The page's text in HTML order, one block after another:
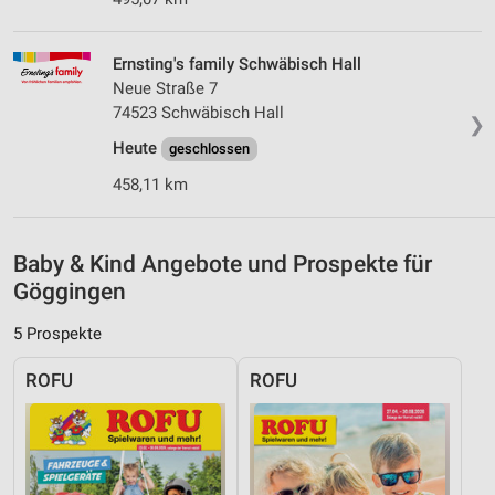
❯
Ernsting's family Schwäbisch Hall
Neue Straße 7
74523 Schwäbisch Hall
Heute
geschlossen
458,11 km
Baby & Kind Angebote und Prospekte für
Göggingen
5 Prospekte
ROFU ROFU
personalisierter Inhalte
Messung der Werbeleistung
Messung der Performance von Inhalten
Analyse von Zielgruppen durch Statistiken oder
Entwicklung und Verbesserung der Angebote
Inhalten
IAB-Besonderheiten:
Verwendung genauer Standortdaten
Geräte anhand von aktiv angeforderten
Informationen identifizieren